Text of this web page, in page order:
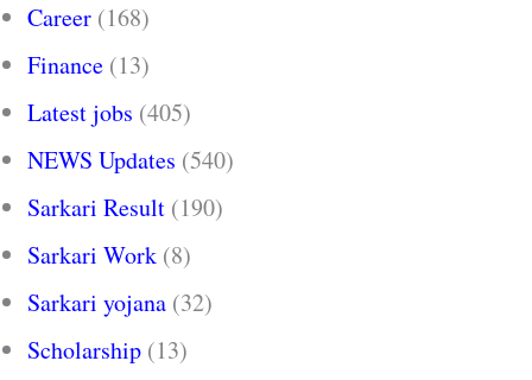
Career (168)
Finance (13)
Latest jobs (405)
NEWS Updates (540)
Sarkari Result (190)
Sarkari Work (8)
Sarkari yojana (32)
Scholarship (13)